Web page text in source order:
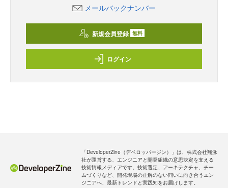
メールバックナンバー
新規会員登録 無料
ログイン
「DeveloperZine（デベロッパージン）」は、株式会社翔泳
社が運営する、エンジニアと開発組織の意思決定を支える
技術情報メディアです。技術選定、アーキテクチャ、チー
ムづくりなど、開発現場の正解のない問いに向き合うエン
ジニアへ、最新トレンドと実践知をお届けします。